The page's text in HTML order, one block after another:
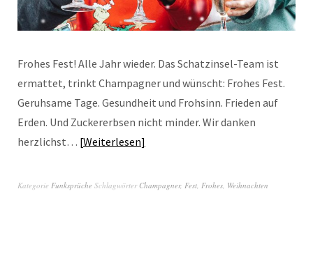
Frohes Fest! Alle Jahr wieder. Das Schatzinsel-Team ist
ermattet, trinkt Champagner und wünscht: Frohes Fest.
Geruhsame Tage. Gesundheit und Frohsinn. Frieden auf
Erden. Und Zuckererbsen nicht minder. Wir danken
herzlichst… Weiterlesen
Kategorie Funksprüche Schlagwörter Champagner, Fest Frohes Weihnachten